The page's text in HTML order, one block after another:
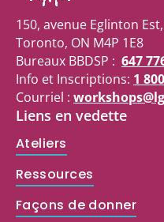
150, avenue Eglinton
Toronto, ON M4P 1E8
Bureaux BBDSP : 647
Info et Inscriptions: 1
Courriel :
Liens en vedette
Ateliers
Ressources
Façons de donner